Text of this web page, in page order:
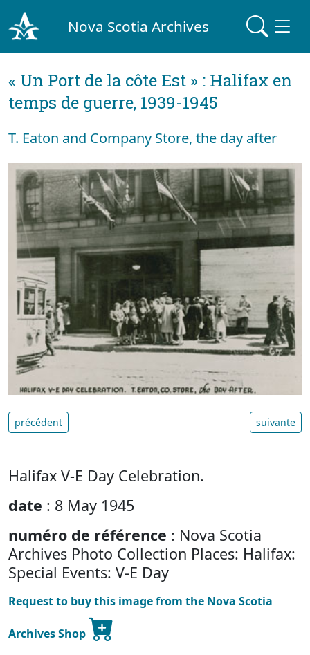
Nova Scotia Archives
« Un Port de la côte Est » : Halifax en
temps de guerre, 1939-1945
T. Eaton and Company Store, the day after
précédent suivante
Halifax V-E Day Celebration.
date : 8 May 1945
numéro de référence : Nova Scotia
Archives Photo Collection Places: Halifax:
Special Events: V-E Day
Request to buy this image from the Nova Scotia
Archives Shop